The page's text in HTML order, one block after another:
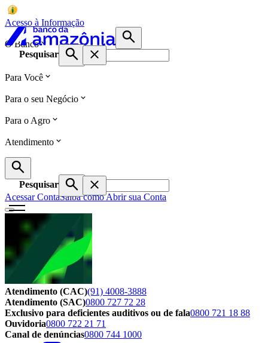
Acesso à Informação
O Banco
Pesquisar
Para Você
Para o seu Negócio
Para o Agro
Atendimento
Pesquisar
Acessar ContaSaiba como Abrir sua Conta
Atendimento (CAC)(91) 4008-3888
Atendimento (SAC)0800 727 72 28
Exclusivo para deficientes auditivos ou de fala0800 721 18 88
Ouvidoria0800 722 21 71
Canal de denúncias0800 744 1000